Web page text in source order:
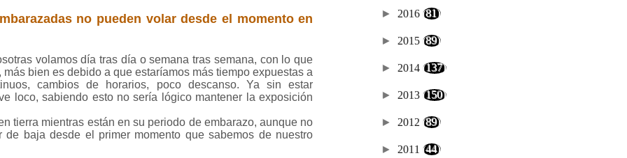
no pueden volar desde el momento en
volamos día tras día o semana tras semana, con lo que
bien es debido a que estaríamos más tiempo expuestas a
cambios de horarios, poco descanso. Ya sin estar
loco, sabiendo esto no sería lógico mantener la exposición
tierra mientras están en su periodo de embarazo, aunque no
baja desde el primer momento que sabemos de nuestro
► 2016 (81)
► 2015 (89)
► 2014 (137)
► 2013 (150)
► 2012 (89)
► 2011 (44)